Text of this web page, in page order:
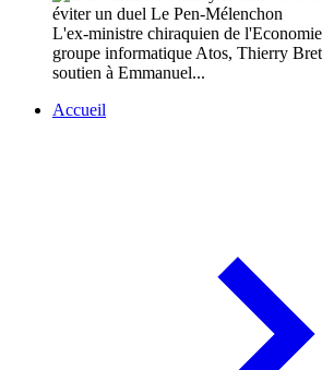
L'ex-ministre chiraquien de
groupe informatique Atos, Thierry
soutien à Emmanuel...
Accueil